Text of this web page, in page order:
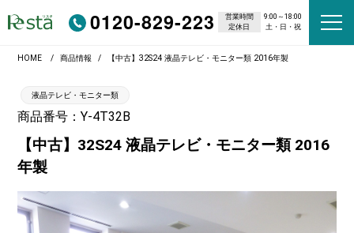
0120-829-223 営業時間
9:00～18:00
定休日
土・日・祝
HOME 商品情報 【中古】32S24 液晶テレビ・モニター類 2016年製
液晶テレビ・モニター類
商品番号：Y-4T32B
【中古】32S24 液晶テレビ・モニター類 2016
年製